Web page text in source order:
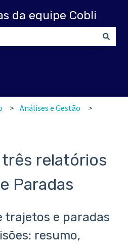
da equipe Cobli
Análises e Gestão
relatórios
Paradas
trajetos e paradas
resumo,